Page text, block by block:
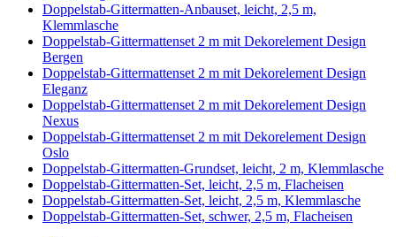
Doppelstab-Gittermatten-Anbauset, leicht, 2,5 m,
Klemmlasche
Doppelstab-Gittermattenset 2 m mit Dekorelement Design
Bergen
Doppelstab-Gittermattenset 2 m mit Dekorelement Design
Eleganz
Doppelstab-Gittermattenset 2 m mit Dekorelement Design
Nexus
Doppelstab-Gittermattenset 2 m mit Dekorelement Design
Oslo
Doppelstab-Gittermatten-Grundset, leicht, 2 m, Klemmlasche
Doppelstab-Gittermatten-Set, leicht, 2,5 m, Flacheisen
Doppelstab-Gittermatten-Set, leicht, 2,5 m, Klemmlasche
Doppelstab-Gittermatten-Set, schwer, 2,5 m, Flacheisen